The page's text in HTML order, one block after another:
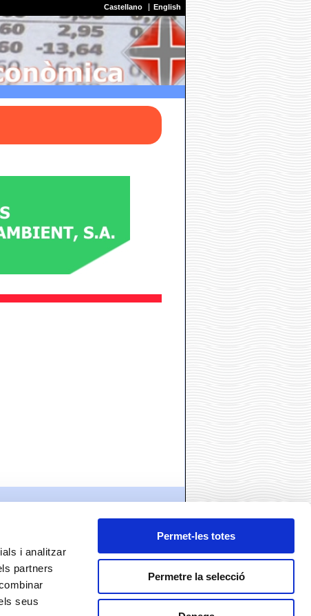
i analitzar
partners
seus
Permet-les totes
Permetre la selecció
Castellano English